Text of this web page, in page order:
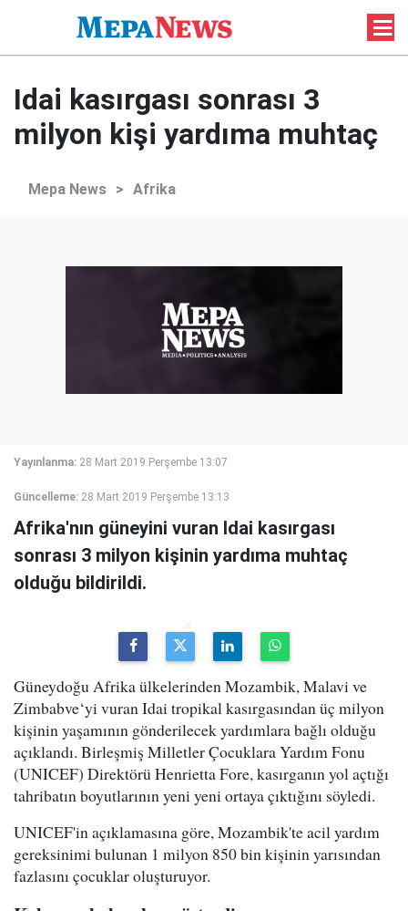
Idai kasırgası sonrası 3
milyon kişi yardıma muhtaç
Mepa News > Afrika
Yayınlanma: 28 Mart 2019 Perşembe 13:07
Güncelleme: 28 Mart 2019 Perşembe 13:13
Afrika'nın güneyini vuran Idai kasırgası
sonrası 3 milyon kişinin yardıma muhtaç
olduğu bildirildi.
Güneydoğu Afrika ülkelerinden Mozambik, Malavi ve
Zimbabve‘yi vuran Idai tropikal kasırgasından üç milyon
kişinin yaşamının gönderilecek yardımlara bağlı olduğu
açıklandı. Birleşmiş Milletler Çocuklara Yardım Fonu
(UNICEF) Direktörü Henrietta Fore, kasırganın yol açtığı
tahribatın boyutlarının yeni yeni ortaya çıktığını söyledi.
UNICEF'in açıklamasına göre, Mozambik'te acil yardım
gereksinimi bulunan 1 milyon 850 bin kişinin yarısından
fazlasını çocuklar oluşturuyor.